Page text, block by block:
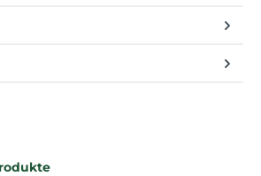
überspringen